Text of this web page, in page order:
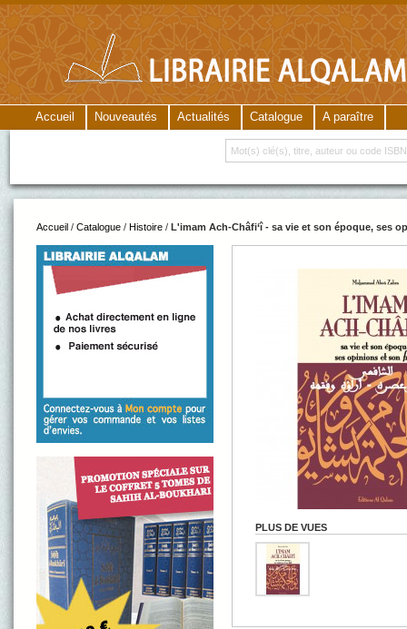
Accueil Nouveautés Actualités Catalogue A paraître
Accueil / Catalogue / Histoire / L'imam Ach-Châfi‘î - sa vie et son époque, ses
PLUS DE VUES